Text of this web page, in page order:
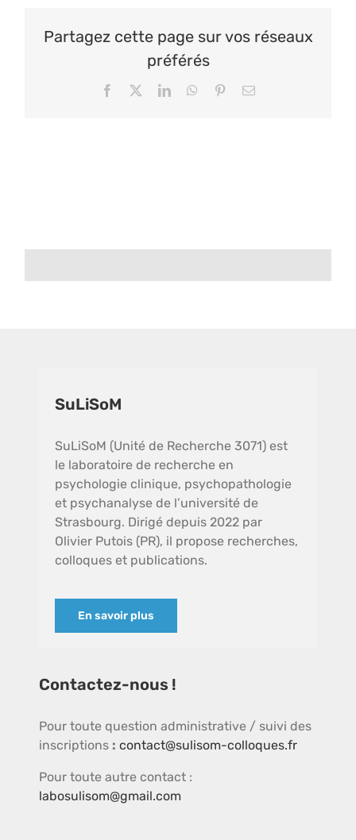
Partagez cette page sur vos réseaux
préférés
Facebook LinkedInWhatsApp
PinterestEmail
SuLiSoM
SuLiSoM (Unité de Recherche 3071) est
le laboratoire de recherche en
psychologie clinique, psychopathologie
et psychanalyse de l’université de
Strasbourg. Dirigé depuis 2022 par
Olivier Putois (PR), il propose recherches,
colloques et publications.
En savoir plus
Contactez-nous !
Pour toute question administrative / suivi des
inscriptions : contact@sulisom-colloques.fr
Pour toute autre contact :
labosulisom@gmail.com